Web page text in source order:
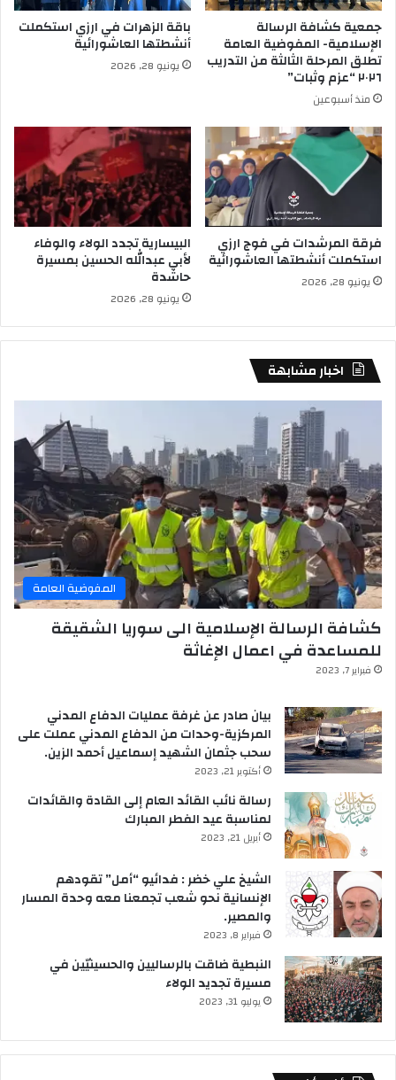
جمعية كشافة الرسالة
الإسلامية- المفوضية العامة
تطلق المرحلة الثالثة من التدريب
٢٠٢٦ “عزم وثبات”
منذ أسبوعين
باقة الزهرات في ارزي استكملت
أنشطتها العاشورائية
يونيو 28, 2026
فرقة المرشدات في فوج ارزي
استكملت أنشطتها العاشورائية
يونيو 28, 2026
البيسارية تجدد الولاء والوفاء
لأبي عبدالله الحسين بمسيرة
حاشدة
يونيو 28, 2026
اخبار مشابهة
المفوضية العامة
كشافة الرسالة الإسلامية الى سوريا الشقيقة
للمساعدة في اعمال الإغاثة
فبراير 7, 2023
بيان صادر عن غرفة عمليات الدفاع المدني
المركزية-وحدات من الدفاع المدني عملت على
سحب جثمان الشهيد إسماعيل أحمد الزين.
أكتوبر 21, 2023
رسالة نائب القائد العام إلى القادة والقائدات
لمناسبة عيد الفطر المبارك
أبريل 21, 2023
الشيخ علي خضر : فدائيو “أمل” تقودهم
الإنسانية نحو شعب تجمعنا معه وحدة المسار
والمصير.
فبراير 8, 2023
النبطية ضاقت بالرساليين والحسينيّين في
مسيرة تجديد الولاء
يوليو 31, 2023